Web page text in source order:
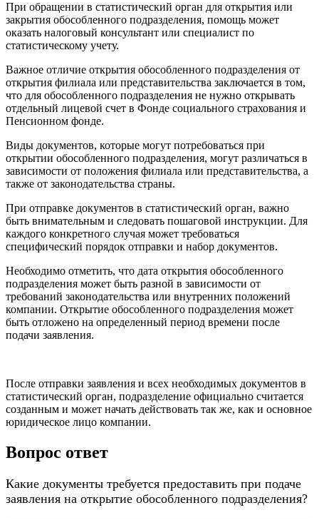
При обращении в статистический орган для открытия или
закрытия обособленного подразделения, помощь может
оказать налоговый консультант или специалист по
статистическому учету.
Важное отличие открытия обособленного подразделения от
открытия филиала или представительства заключается в том,
что для обособленного подразделения не нужно открывать
отдельный лицевой счет в Фонде социального страхования и
Пенсионном фонде.
Виды документов, которые могут потребоваться при
открытии обособленного подразделения, могут различаться в
зависимости от положения филиала или представительства, а
также от законодательства страны.
При отправке документов в статистический орган, важно
быть внимательным и следовать пошаговой инструкции. Для
каждого конкретного случая может требоваться
специфический порядок отправки и набор документов.
Необходимо отметить, что дата открытия обособленного
подразделения может быть разной в зависимости от
требований законодательства или внутренних положений
компании. Открытие обособленного подразделения может
быть отложено на определенный период времени после
подачи заявления.
После отправки заявления и всех необходимых документов в
статистический орган, подразделение официально считается
созданным и может начать действовать так же, как и основное
юридическое лицо компании.
Вопрос ответ
Какие документы требуется предоставить при подаче
заявления на открытие обособленного подразделения?